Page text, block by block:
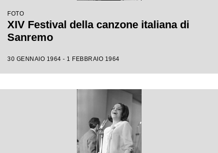
FOTO
XIV Festival della canzone italiana di
Sanremo
30 GENNAIO 1964 - 1 FEBBRAIO 1964